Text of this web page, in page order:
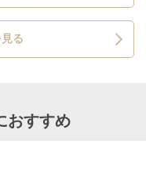
る
おすすめ